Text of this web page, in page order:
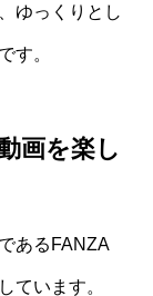
ゆっくりとし
す。
画を楽し
あるFANZA
ています。